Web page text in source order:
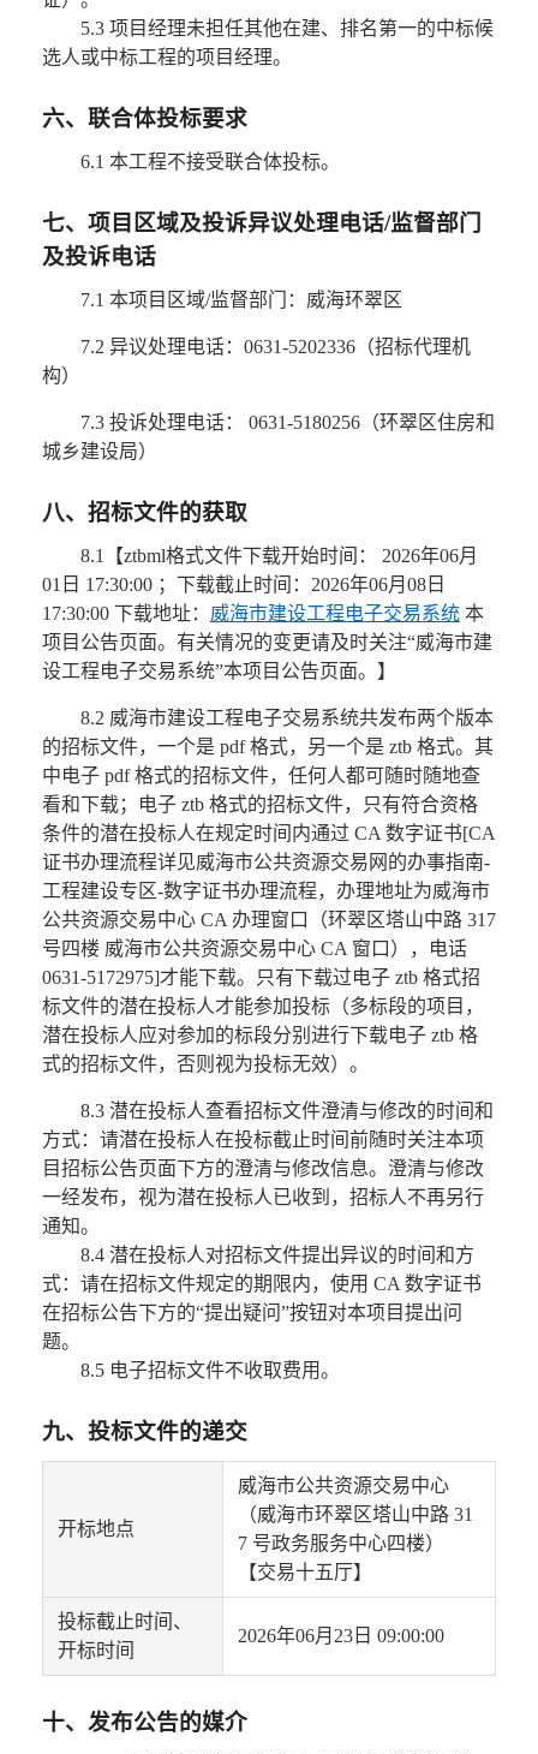
5.3 项目经理未担任其他在建、排名第一的中标候
选人或中标工程的项目经理。
六、联合体投标要求
6.1 本工程不接受联合体投标。
七、项目区域及投诉异议处理电话/监督部门
及投诉电话
7.1 本项目区域/监督部门：威海环翠区
7.2 异议处理电话：0631-5202336（招标代理机
构）
7.3 投诉处理电话： 0631-5180256（环翠区住房和
城乡建设局）
八、招标文件的获取
8.1【ztbml格式文件下载开始时间： 2026年06月
01日 17:30:00 ；下载截止时间：2026年06月08日
17:30:00 下载地址： 威海市建设工程电子交易系统本
项目公告页面。有关情况的变更请及时关注“威海市建
设工程电子交易系统”本项目公告页面。】
8.2 威海市建设工程电子交易系统共发布两个版本
的招标文件，一个是 pdf 格式，另一个是 ztb 格式。其
中电子 pdf 格式的招标文件，任何人都可随时随地查
看和下载；电子 ztb 格式的招标文件，只有符合资格
条件的潜在投标人在规定时间内通过 CA 数字证书[CA
证书办理流程详见威海市公共资源交易网的办事指南-
工程建设专区-数字证书办理流程，办理地址为威海市
公共资源交易中心 CA 办理窗口（环翠区塔山中路 317
号四楼 威海市公共资源交易中心 CA 窗口），电话
0631-5172975]才能下载。只有下载过电子 ztb 格式招
标文件的潜在投标人才能参加投标（多标段的项目，
潜在投标人应对参加的标段分别进行下载电子 ztb 格
式的招标文件，否则视为投标无效）。
8.3 潜在投标人查看招标文件澄清与修改的时间和
方式：请潜在投标人在投标截止时间前随时关注本项
目招标公告页面下方的澄清与修改信息。澄清与修改
一经发布，视为潜在投标人已收到，招标人不再另行
通知。
8.4 潜在投标人对招标文件提出异议的时间和方
式：请在招标文件规定的期限内，使用 CA 数字证书
在招标公告下方的“提出疑问”按钮对本项目提出问
题。
8.5 电子招标文件不收取费用。
九、投标文件的递交
开标地点
威海市公共资源交易中心
（威海市环翠区塔山中路 31
7 号政务服务中心四楼）
【交易十五厅】
投标截止时间、
开标时间
2026年06月23日 09:00:00
十、发布公告的媒介